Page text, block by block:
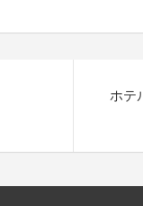
ホテ